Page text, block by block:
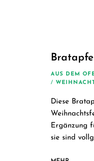
AUS DEM
/
Diese
Ergänzung
sie sind